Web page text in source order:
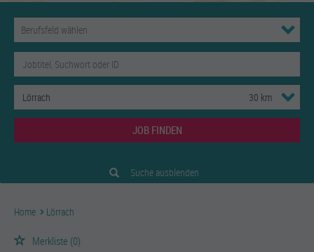
JOB FINDEN
Suche ausblenden
Home Lörrach
Merkliste (0)